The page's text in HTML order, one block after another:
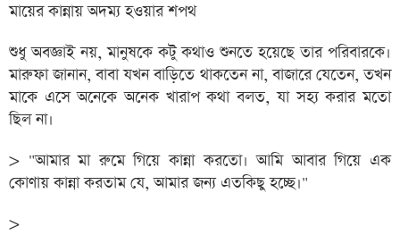
মায়ের কান্নায় অদম্য হওয়ার শপথ
শুধু অবজ্ঞাই নয়, মানুষকে কটু কথাও শুনতে হয়েছে তার পরিবারকে।
মারুফা জানান, বাবা যখন বাড়িতে থাকতেন না, বাজারে যেতেন, তখন
মাকে এসে অনেকে অনেক খারাপ কথা বলত, যা সহ্য করার মতো
ছিল না।
> "আমার মা রুমে গিয়ে কান্না করতো। আমি আবার গিয়ে এক
কোণায় কান্না করতাম যে, আমার জন্য এতকিছু হচ্ছে।"
>